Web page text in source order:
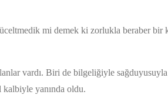
mi demek ki zorlukla beraber bir
vardı. Biri de bilgeliğiyle
kalbiyle yanında oldu.